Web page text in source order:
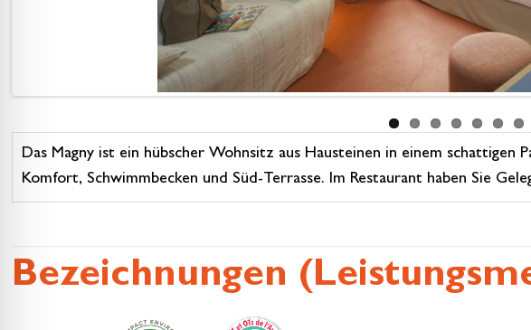
Das Magny ist ein hübscher Wohnsitz aus Hausteinen in einem
Komfort, Schwimmbecken und Süd-Terrasse. Im Restaurant haben Sie
Bezeichnungen